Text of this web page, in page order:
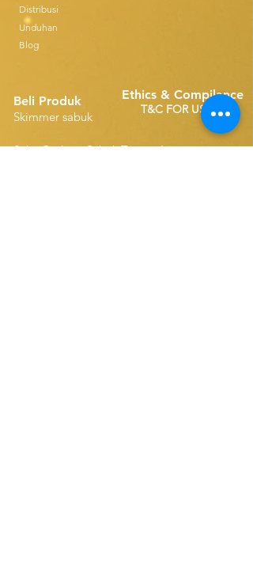
Distribusi
Unduhan
Blog
Beli Produk
Skimmer sabuk
Ethics & Compilance
T&C FOR USE
Suku Cadang Sabuk Tunggal